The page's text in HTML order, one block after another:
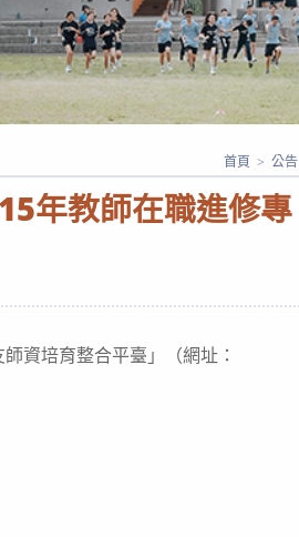
年教師在職進修專
首頁 > 公告
資培育整合平臺」（網址：